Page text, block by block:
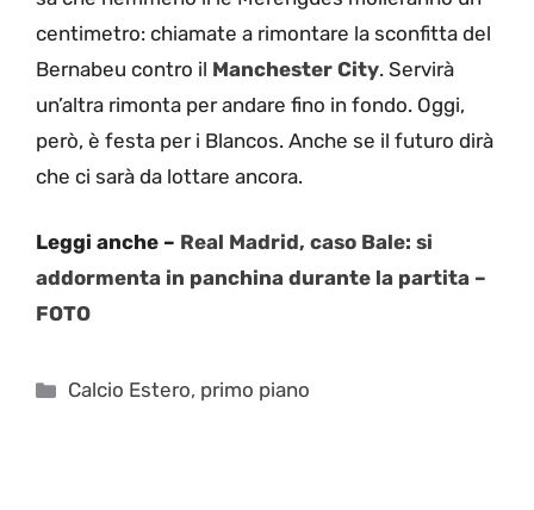
centimetro: chiamate a rimontare la sconfitta del
Bernabeu contro il Manchester City. Servirà
un’altra rimonta per andare fino in fondo. Oggi,
però, è festa per i Blancos. Anche se il futuro dirà
che ci sarà da lottare ancora.
Leggi anche – Real Madrid, caso Bale: si
addormenta in panchina durante la partita –
FOTO
Categorie
Calcio Estero, primo piano